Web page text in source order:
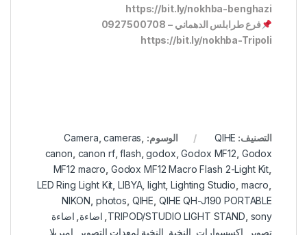
https://bit.ly/nokhba-benghazi
فرع طرابلس الدهماني – 0927500708
https://bit.ly/nokhba-Tripoli
التصنيف: QIHE الوسوم: Camera,cameras,
canon, canon rf,flash,godox,Godox MF12, Godox
MF12 macro, Godox MF12 Macro Flash 2-Light Kit,
LED Ring Light Kit,LIBYA,light,Lighting Studio, macro,
NIKON, photos, QIHE, QIHE QH-J190 PORTABLE
TRIPOD/STUDIO LIGHT STAND, sony
, اضاءة, اضاءة
تصوير , اكسسوارات, النخبة, النخبة لمعدات التصوير , امبريلا,